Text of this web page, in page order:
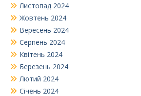
Листопад 2024
Жовтень 2024
Вересень 2024
Серпень 2024
Квітень 2024
Березень 2024
Лютий 2024
Січень 2024